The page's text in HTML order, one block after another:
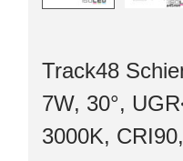
Track48
7W, 30°,
3000K,